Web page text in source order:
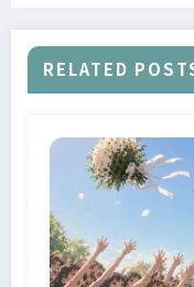
RELATED